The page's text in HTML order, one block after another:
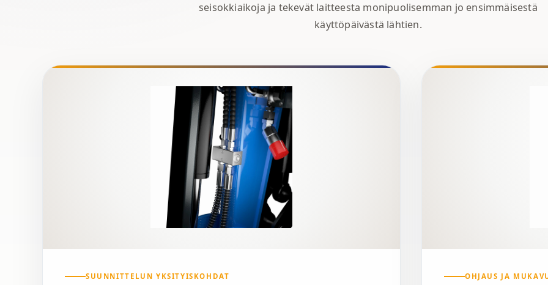
seisokkiaikoja ja tekevät laitteesta monipuolisemman jo ensimmäisestä
käyttöpäivästä lähtien.
SUUNNITTELUN YKSITYISKOHDAT OHJAUS JA